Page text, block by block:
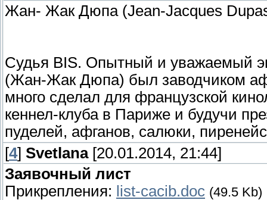
Жан- Жак Дюпа (Jean-Jacques
Судья BIS. Опытный и уважаемый
(Жан-Жак Дюпа) был заводчиком
много сделал для французской
кеннел-клуба в Париже и будучи
пуделей, афганов, салюки,
[4] Svetlana[20.01.2014, 21:44]
Заявочный лист
Прикрепления: list-cacib.doc (49.5 Kb)